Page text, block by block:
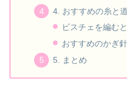
4. おすすめの糸と
ビスチェを編む
おすすめのかぎ
5. まとめ